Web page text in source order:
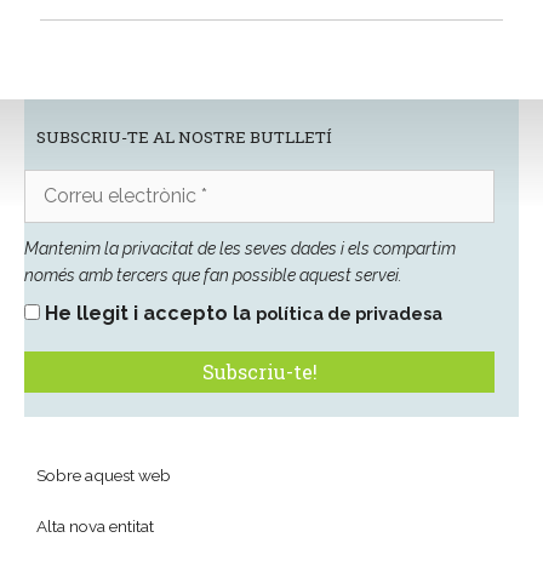
SUBSCRIU-TE AL NOSTRE BUTLLETÍ
electrònic
Mantenim la privacitat de les seves dades i els compartim
només amb tercers que fan possible aquest servei.
He llegit i accepto la política de privadesa
Sobre aquest web
Alta nova entitat